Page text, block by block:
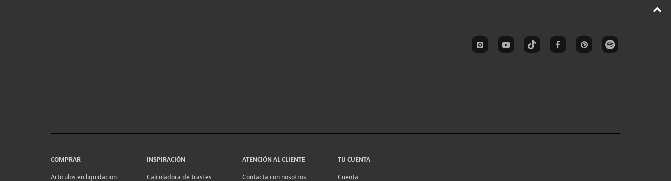
COMPRAR
Artículos en liquidación
INSPIRACIÓN
Calculadora de trastes
ATENCIÓN AL CLIENTE
Contacta con nosotros
TU CUENTA
Cuenta